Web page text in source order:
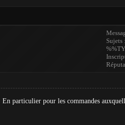
Sujets
particulier pour les commandes